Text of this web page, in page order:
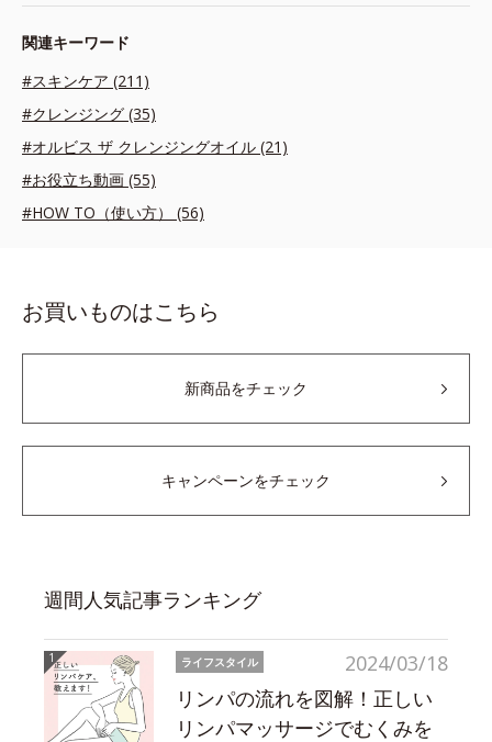
関連キーワード
#スキンケア (211)
#クレンジング (35)
#オルビス ザ クレンジングオイル (21)
#お役立ち動画 (55)
#HOW TO（使い方） (56)
お買いものはこちら
新商品をチェック
キャンペーンをチェック
週間人気記事ランキング
2024/03/18
ライフスタイル
リンパの流れを図解！正しい
リンパマッサージでむくみを